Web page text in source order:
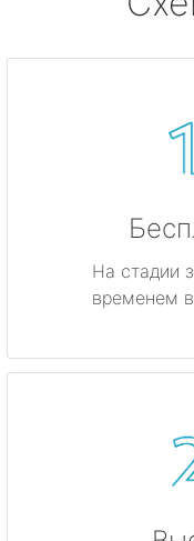
На стадии
временем